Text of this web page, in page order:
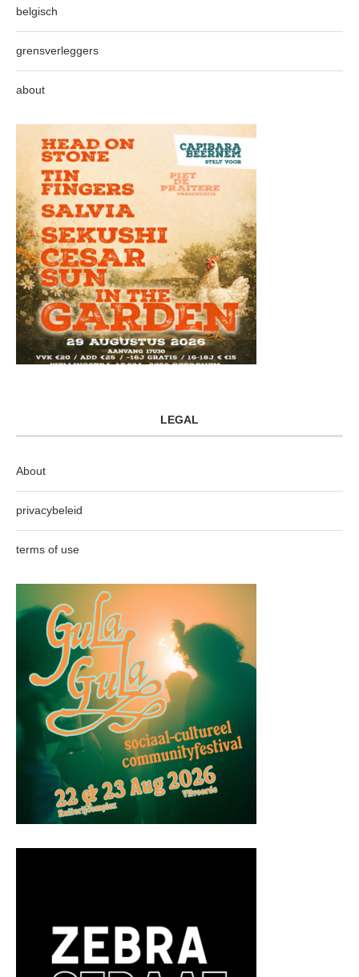
belgisch
grensverleggers
about
LEGAL
About
privacybeleid
terms of use